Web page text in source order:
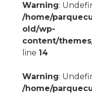
Warning:
/home/
old/wp-
content/
line 14
Warning:
/home/